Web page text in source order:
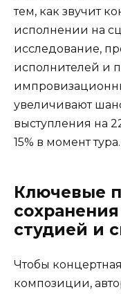
тем, как звучит
исполнении на
исследование,
исполнителей и
увеличивают
выступления на
15% в момент тура.
Ключевые
студией и
Чтобы
композиции,